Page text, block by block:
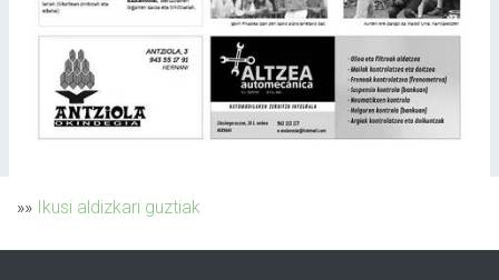
»» Ikusi aldizkari guztiak